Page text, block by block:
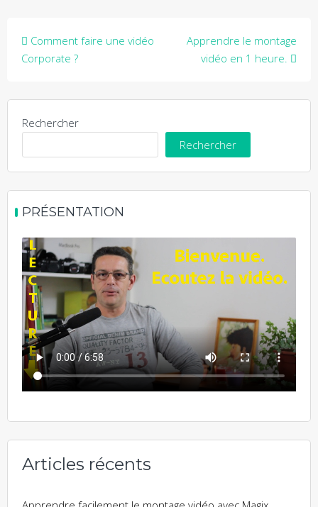
Navigation
de
Comment faire une vidéo
Corporate ?
Apprendre le montage
vidéo en 1 heure.
Rechercher
Rechercher
PRÉSENTATION
Articles récents